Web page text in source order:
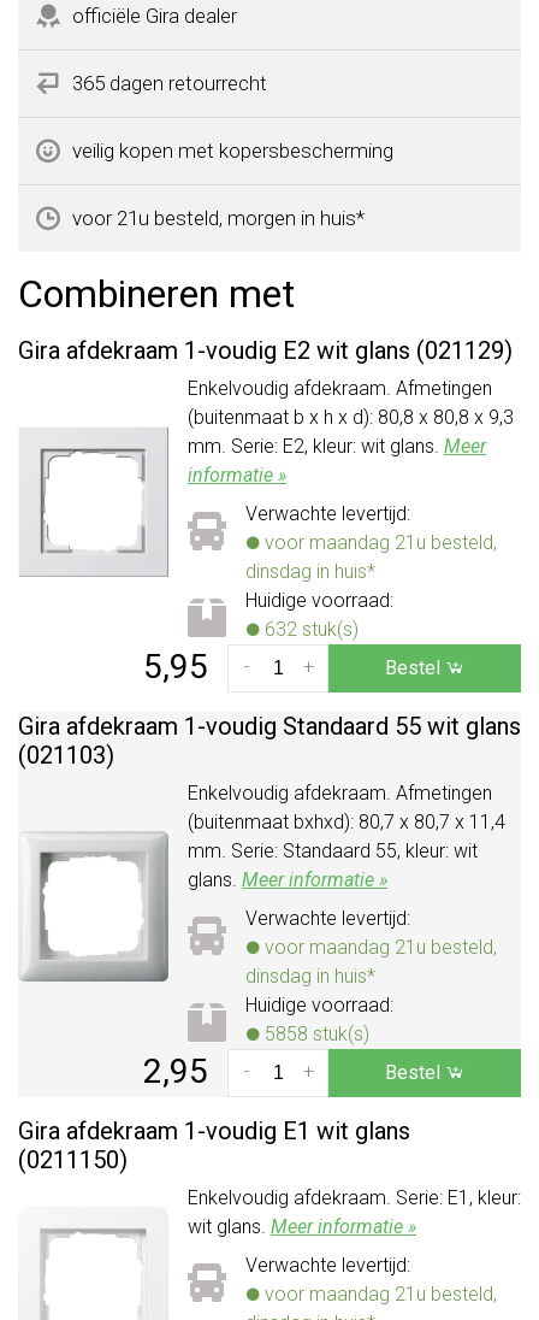
officiële Gira dealer
365 dagen retourrecht
veilig kopen met kopersbescherming
voor 21u besteld, morgen in huis*
Combineren met
Gira afdekraam 1-voudig E2 wit glans (021129)
Enkelvoudig afdekraam. Afmetingen
(buitenmaat b x h x d): 80,8 x 80,8 x 9,3
mm. Serie: E2, kleur: wit glans. Meer
informatie »
Verwachte levertijd:
voor maandag 21u besteld,
dinsdag in huis*
Huidige voorraad:
632 stuk(s)
5,95 +
- Bestel
Gira afdekraam 1-voudig Standaard 55 wit glans
(021103)
Enkelvoudig afdekraam. Afmetingen
(buitenmaat bxhxd): 80,7 x 80,7 x 11,4
mm. Serie: Standaard 55, kleur: wit
glans. Meer informatie »
Verwachte levertijd:
voor maandag 21u besteld,
dinsdag in huis*
Huidige voorraad:
5858 stuk(s)
2,95 +
- Bestel
Gira afdekraam 1-voudig E1 wit glans
(0211150)
Enkelvoudig afdekraam. Serie: E1, kleur:
wit glans. Meer informatie »
Verwachte levertijd:
voor maandag 21u besteld,